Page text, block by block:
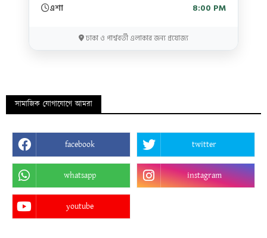
এশা
8:00 PM
ঢাকা ও পার্শ্ববর্তী এলাকার জন্য প্রযোজ্য
সামাজিক যোগাযোগে আমরা
facebook twitter
whatsapp instagram
youtube